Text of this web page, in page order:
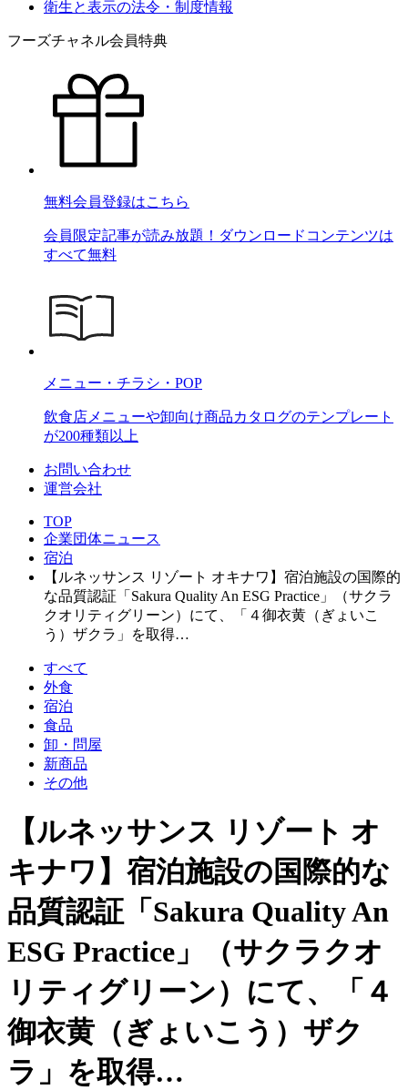
衛生と表示の法令・制度情報
フーズチャネル会員特典
無料会員登録はこちら
会員限定記事が読み放題！ダウンロードコンテンツは
すべて無料
メニュー・チラシ・POP
飲食店メニューや卸向け商品カタログのテンプレート
が200種類以上
お問い合わせ
運営会社
TOP
企業団体ニュース
宿泊
【ルネッサンス リゾート オキナワ】宿泊施設の国際的
な品質認証「Sakura Quality An ESG Practice」（サクラ
クオリティグリーン）にて、「４御衣黄（ぎょいこ
う）ザクラ」を取得…
すべて
外食
宿泊
食品
卸・問屋
新商品
その他
【ルネッサンス リゾート オ
キナワ】宿泊施設の国際的な
品質認証「Sakura Quality An
ESG Practice」（サクラクオ
リティグリーン）にて、「４
御衣黄（ぎょいこう）ザク
ラ」を取得…